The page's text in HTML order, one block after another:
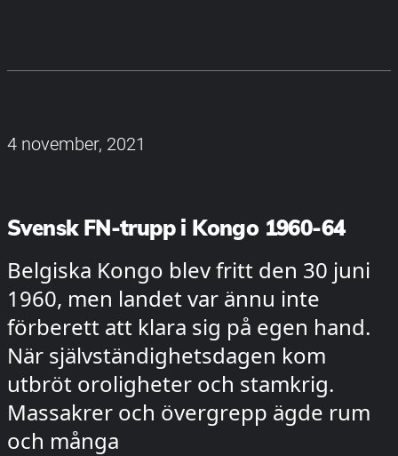
4 november, 2021
Svensk FN-trupp i Kongo 1960-64
Belgiska Kongo blev fritt den 30 juni
1960, men landet var ännu inte
förberett att klara sig på egen hand.
När självständighetsdagen kom
utbröt oroligheter och stamkrig.
Massakrer och övergrepp ägde rum
och många